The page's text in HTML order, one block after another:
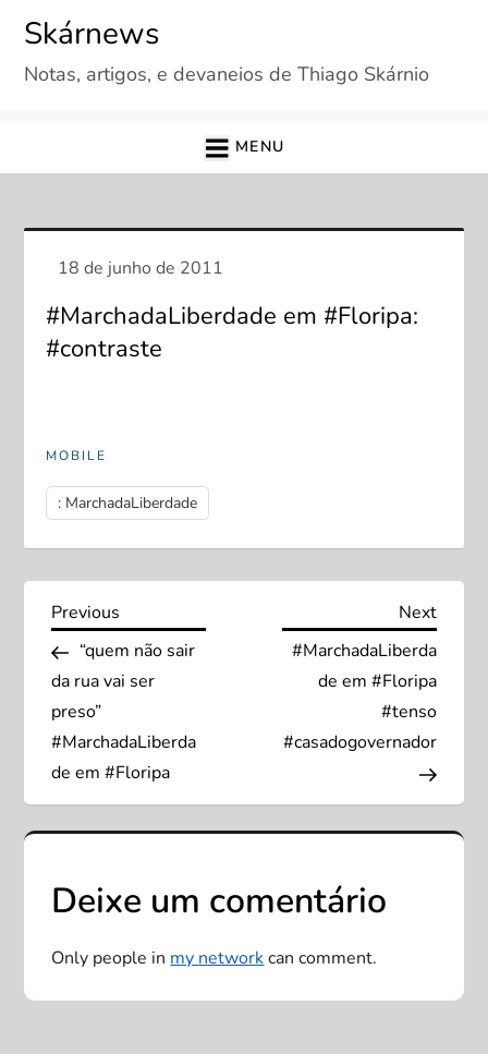
content
Skárnews
Notas, artigos, e devaneios de Thiago Skárnio
MENU
#MarchadaLiberdade em #Floripa:
#contraste
MOBILE
: MarchadaLiberdade
N
a
v
e
g
a
ç
ã
Previous
Post
Previous
“quem não sair
da rua vai ser
preso”
#MarchadaLiberda
de em #Floripa
Next
Post
Next
#MarchadaLiberda
de em #Floripa
#tenso
#casadogovernador
Deixe um comentário
Only people inmy networkcan comment.